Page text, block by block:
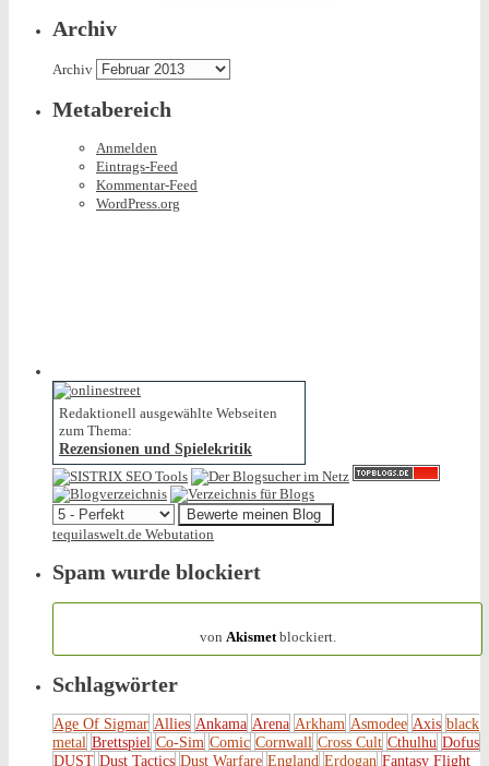
Archiv
Archiv
Metabereich
Anmelden
Eintrags-Feed
Kommentar-Feed
WordPress.org
Redaktionell ausgewählte Webseiten
zum Thema:
Rezensionen und Spielekritik
tequilaswelt.de Webutation
Spam wurde blockiert
von Akismetblockiert.
Schlagwörter
Age Of Sigmar Allies Ankama Arena Arkham Asmodee Axis black
metal Brettspiel Co-Sim Comic Cornwall Cross Cult Cthulhu Dofus
DUST Dust Tactics Dust Warfare England Erdogan Fantasy Flight